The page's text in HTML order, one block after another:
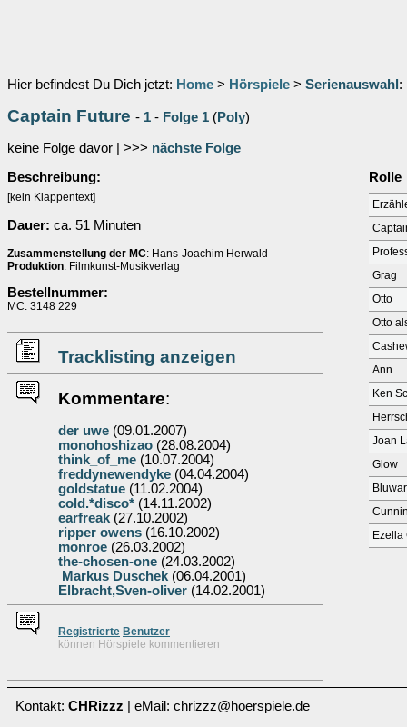
Hier befindest Du Dich jetzt: Home > Hörspiele > Serienauswahl :
Captain Future - 1 - Folge 1 (Poly)
keine Folge davor | >>> nächste Folge
Beschreibung:
[kein Klappentext]
Dauer: ca. 51 Minuten
Zusammenstellung der MC: Hans-Joachim Herwald
Produktion: Filmkunst-Musikverlag
Bestellnummer:
MC: 3148 229
Tracklisting anzeigen
Kommentare:
der uwe (09.01.2007)
monohoshizao (28.08.2004)
think_of_me (10.07.2004)
freddynewendyke (04.04.2004)
goldstatue (11.02.2004)
cold.*disco* (14.11.2002)
earfreak (27.10.2002)
ripper owens (16.10.2002)
monroe (26.03.2002)
the-chosen-one (24.03.2002)
Markus Duschek (06.04.2001)
Elbracht,Sven-oliver (14.02.2001)
Registrierte Benutzer
können Hörspiele kommentieren
Rolle
Grag
Otto
Otto
Ann
Ken
Joan
Glow
Bluwar
Ezella
Kontakt: CHRizzz | eMail: chrizzz@hoerspiele.de